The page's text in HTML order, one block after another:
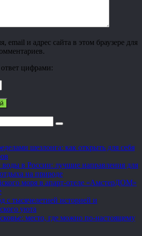
email и адрес сайта в этом браузере для
цифрами:
шезлонга: как открыть для себя
воды в России: лучшие направления для
на природе
моря в апарт-отеле «АмстерДОМ»
с тысячелетней историей и
уюта
место, где можно по-настоящему